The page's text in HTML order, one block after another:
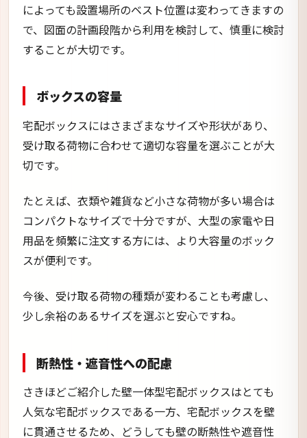
によっても設置場所のベスト位置は変わってきますの
で、図面の計画段階から利用を検討して、慎重に検討
することが大切です。
ボックスの容量
宅配ボックスにはさまざまなサイズや形状があり、
受け取る荷物に合わせて適切な容量を選ぶことが大
切です。
たとえば、衣類や雑貨など小さな荷物が多い場合は
コンパクトなサイズで十分ですが、大型の家電や日
用品を頻繁に注文する方には、より大容量のボック
スが便利です。
今後、受け取る荷物の種類が変わることも考慮し、
少し余裕のあるサイズを選ぶと安心ですね。
断熱性・遮音性への配慮
さきほどご紹介した壁一体型宅配ボックスはとても
人気な宅配ボックスである一方、宅配ボックスを壁
に貫通させるため、どうしても壁の断熱性や遮音性